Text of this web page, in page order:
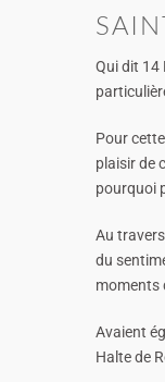
Qui dit 14
Pour
plaisir de
pourquoi
Au
du
moments
Avaient
Halte de